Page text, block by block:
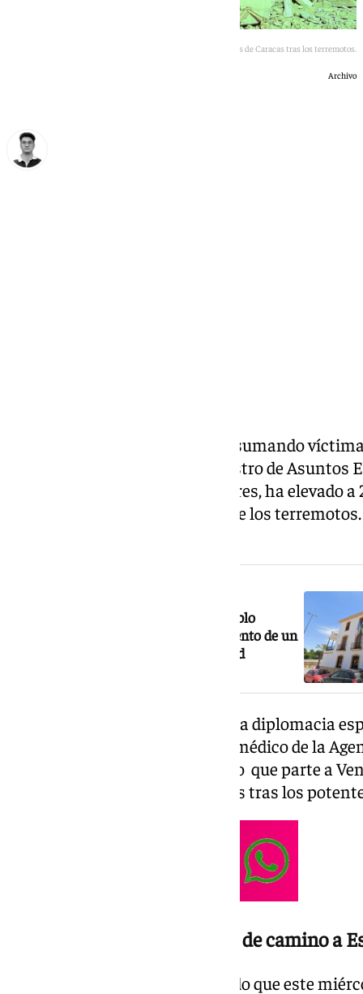
Así se encuentran las calles de Caracas tras los terremotos.
Archivo
La tragedia de Venezuela sigue sumando
encuentran españoles. El ministro de Asuntos
Cooperación, José Manuel Albares, ha elevado
150 los desaparecidos a causa de los
La tragedia de Venezuela toca al pueblo
almeriense de Albox con el fallecimiento de un
matrimonio con raíces en la localidad
Así lo ha comunicado el jefe de la diplomacia
medios tras despedir al equipo médico de la
Internacional para el Desarrollo que parte a
necesidades sanitarias urgentes tras los
Nuevo vuelo de repatriación de camino a
El ministro también ha señalado que este